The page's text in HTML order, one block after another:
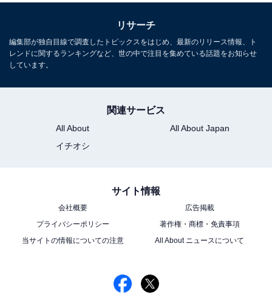
リサーチ
編集部が独自目線で調査したトピックスをはじめ、最新のリリース情報、ト
レンドに関するランキングなど、世の中で注目を集めている話題をお知らせ
しています。
関連サービス
All About
All About Japan
イチオシ
サイト情報
会社概要
広告掲載
プライバシーポリシー
著作権・商標・免責事項
当サイトの情報についての注意
All About ニュースについて